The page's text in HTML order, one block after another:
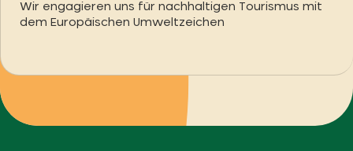
Wir engagieren uns für nachhaltigen Tourismus mit
dem Europäischen Umweltzeichen